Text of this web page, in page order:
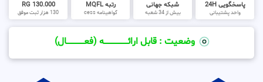
پاسخگویی 24H
واحد پشتیبانی
شبکه جهانی
بیش از 34 شعبه
رتبه MQFL
گواهینامه cess
130.000 RG
130 هزار ثبت موفق
وضعیت : قابل ارائــــــــــــــــــــه (فعـــــــــــــــال)